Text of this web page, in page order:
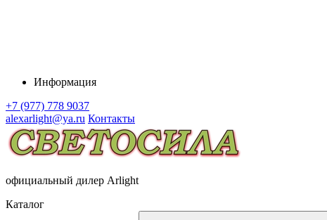
Информация
+7 (977) 778 9037
alexarlight@ya.ru Контакты
официальный дилер Arlight
Каталог